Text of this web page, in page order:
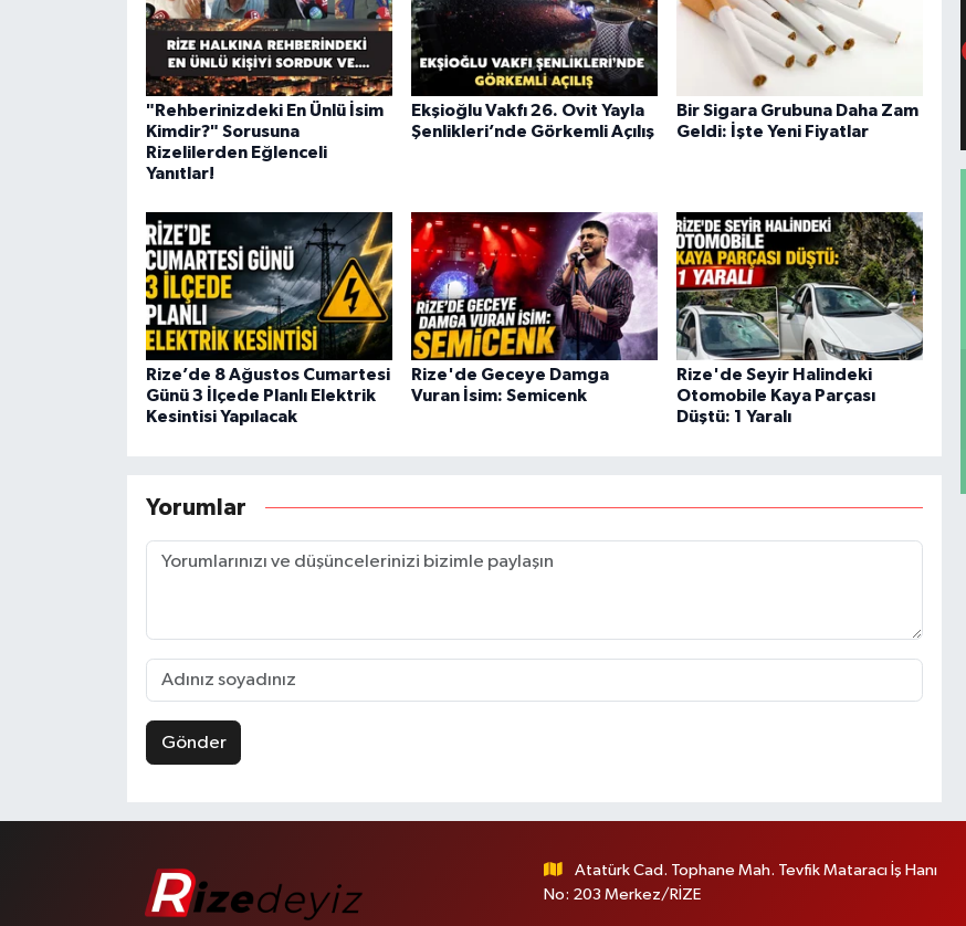
"Rehberinizdeki En Ünlü İsim
Kimdir?" Sorusuna
Rizelilerden Eğlenceli
Yanıtlar!
Ekşioğlu Vakfı 26. Ovit Yayla
Şenlikleri’nde Görkemli Açılış
Bir Sigara Grubuna Daha Zam
Geldi: İşte Yeni Fiyatlar
Rize’de 8 Ağustos Cumartesi
Günü 3 İlçede Planlı Elektrik
Kesintisi Yapılacak
Rize'de Geceye Damga
Vuran İsim: Semicenk
Rize'de Seyir Halindeki
Otomobile Kaya Parçası
Düştü: 1 Yaralı
Yorumlar
Gönder
Atatürk Cad. Tophane Mah. Tevfik Mataracı İş Hanı
No: 203 Merkez/RİZE